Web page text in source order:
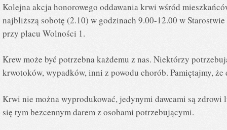
Kolejna akcja honorowego oddawania krwi wśród
najbliższą sobotę (2.10) w godzinach 9.00-12.00 w
przy placu Wolności 1.
Krew może być potrzebna każdemu z nas. Niektórzy
krwotoków, wypadków, inni z powodu chorób. Pamiętajmy, że
Krwi nie można wyprodukować, jedynymi dawcami są
się tym bezcennym darem z osobami potrzebującymi.